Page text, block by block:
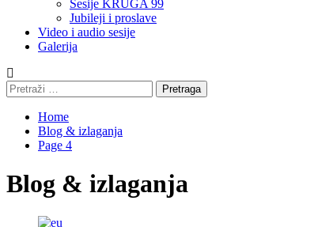
Sesije KRUGA 99
Jubileji i proslave
Video i audio sesije
Galerija
Pretraga:
Home
Blog & izlaganja
Page 4
Blog & izlaganja